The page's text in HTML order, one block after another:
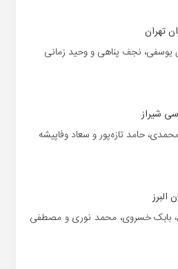
تهران
نجف پناهی و وحید زمانی
شیراز
حامد تازه‌پور و سعاد وفاپیشه
البرز
بابک خسروی، محمد نوری و مصطفی